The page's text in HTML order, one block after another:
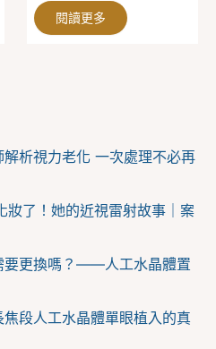
閱讀更多
析視力老化 一次處理不必再
妝了！她的近視雷射故事｜案
要更換嗎？——人工水晶體置
段人工水晶體單眼植入的真